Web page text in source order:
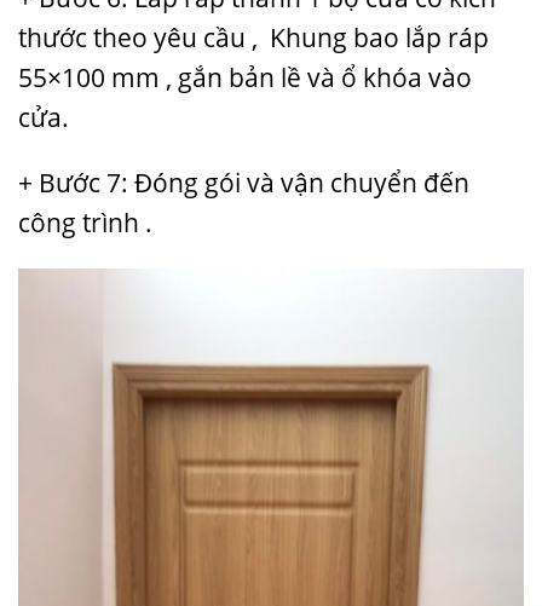
thước theo yêu cầu , Khung bao lắp ráp
55×100 mm , gắn bản lề và ổ khóa vào
cửa.
+ Bước 7: Đóng gói và vận chuyển đến
công trình .